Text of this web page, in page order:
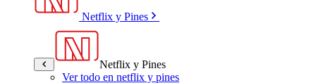
Netflix y Pines
Netflix y Pines
Ver todo en netflix y pines